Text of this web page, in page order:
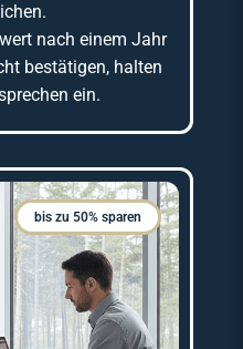
nach einem Jahr
bestätigen, halten
ein.
bis zu 50% sparen